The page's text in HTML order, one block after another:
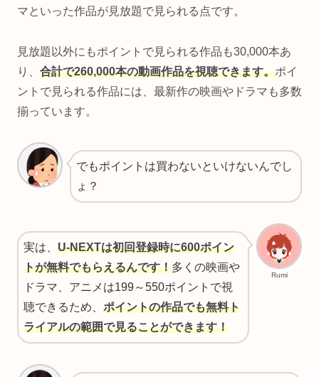
マといった作品が見放題で見られる点です。
見放題以外にもポイントで見られる作品も30,000本あ
り、 合計で260,000本の動画作品を視聴できます。ポイ
ントで見られる作品には、最新作の映画やドラマも多数
揃っています。
でもポイントは買わないといけないんでし
ょ？
Rumi
実は、 U-NEXTは初回登録時に600ポイン
トが無料でもらえるんです！多くの映画や
ドラマ、アニメは199～550ポイントで視
聴できるため、 ポイントの作品でも無料ト
ライアルの範囲で見ることができます！